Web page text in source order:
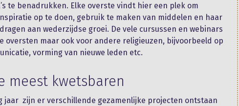
te benadrukken. Elke overste vindt hier een plek om
op te doen, gebruik te maken van middelen en haar
aan wederzijdse groei. De vele cursussen en webinars
oversten maar ook voor andere religieuzen, bijvoorbeeld op
vorming van nieuwe leden etc.
meest kwetsbaren
jaar zijn er verschillende gezamenlijke projecten ontstaan